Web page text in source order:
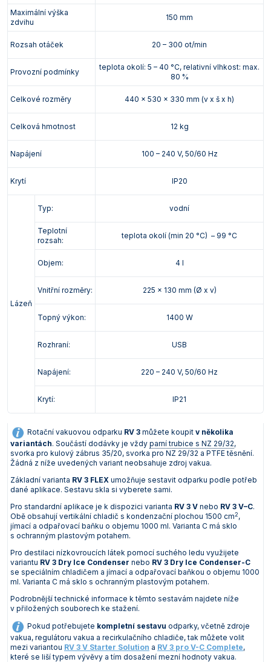
Maximální výška
zdvihu
150 mm
Rozsah otáček 20 – 300 ot/min
Provozní podmínky
teplota okolí: 5 – 40 °C, relativní vlhkost: max.
80 %
Celkové rozměry 440 x 530 x 330 mm (v x š x h)
Celková hmotnost 12 kg
Napájení 100 – 240 V, 50/60 Hz
Krytí IP20
Lázeň
Typ: vodní
Teplotní
rozsah:
teplota okolí (min 20 °C) – 99 °C
Objem: 4 l
Vnitřní rozměry: 225 x 130 mm (Ø x v)
Topný výkon: 1400 W
Rozhraní: USB
Napájení: 220 – 240 V, 50/60 Hz
Krytí: IP21
Rotační vakuovou odparku RV 3 můžete koupit v několika
variantách. Součástí dodávky je vždy parní trubice s NZ 29/32,
svorka pro kulový zábrus 35/20, svorka pro NZ 29/32 a PTFE těsnění.
Žádná z níže uvedených variant neobsahuje zdroj vakua.
Základní varianta RV 3 FLEX umožňuje sestavit odparku podle potřeb
dané aplikace. Sestavu skla si vyberete sami.
Pro standardní aplikace je k dispozici varianta RV 3 V nebo RV 3 V–C.
Obě obsahují vertikální chladič s kondenzační plochou 1500 cm2,
jímací a odpařovací baňku o objemu 1000 ml. Varianta C má sklo
s ochranným plastovým potahem.
Pro destilaci nízkovroucích látek pomocí suchého ledu využijete
variantu RV 3 Dry Ice Condenser nebo RV 3 Dry Ice Condenser-C
se speciálním chladičem a jímací a odpařovací baňkou o objemu 1000
ml. Varianta C má sklo s ochranným plastovým potahem.
Podrobnější technické informace k těmto sestavám najdete níže
v přiložených souborech ke stažení.
Pokud potřebujete kompletní sestavu odparky, včetně zdroje
vakua, regulátoru vakua a recirkulačního chladiče, tak můžete volit
mezi variantou RV 3 V Starter Solution a RV 3 pro V-C Complete,
které se liší typem vývěvy a tím dosažení mezní hodnoty vakua.